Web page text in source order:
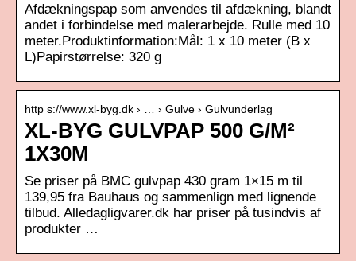
Afdækningspap som anvendes til afdækning, blandt
andet i forbindelse med malerarbejde. Rulle med 10
meter.Produktinformation:Mål: 1 x 10 meter (B x
L)Papirstørrelse: 320 g
http s://www.xl-byg.dk › … › Gulve › Gulvunderlag
XL-BYG GULVPAP 500 G/M²
1X30M
Se priser på BMC gulvpap 430 gram 1×15 m til
139,95 fra Bauhaus og sammenlign med lignende
tilbud. Alledagligvarer.dk har priser på tusindvis af
produkter …